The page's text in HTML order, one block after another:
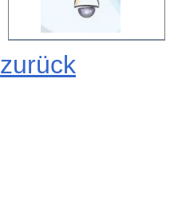
zurück